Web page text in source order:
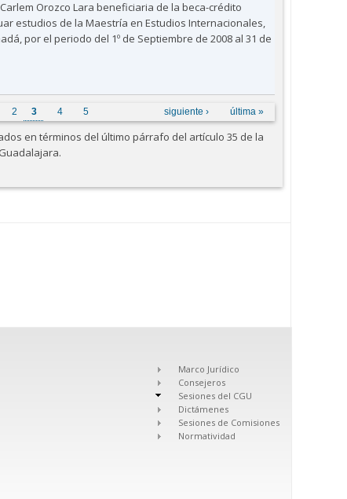
Orozco Lara beneficiaria de la beca-crédito
estudios de la Maestría en Estudios Internacionales,
por el periodo del 1º de Septiembre de 2008 al 31 de
2 3 4 5 siguiente › última »
en términos del último párrafo del artículo 35 de la
Marco Jurídico
Consejeros
Sesiones del CGU
Dictámenes
Sesiones de Comisiones
Normatividad